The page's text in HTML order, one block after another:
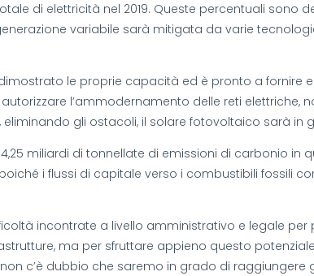
di elettricità nel 2019. Queste percentuali
variabile sarà mitigata da varie
le proprie capacità ed è pronto a
l’ammodernamento delle reti
gli ostacoli, il solare fotovoltaico sarà
miliardi di tonnellate di emissioni di carbonio
i flussi di capitale verso i combustibili fossili
incontrate a livello amministrativo e legale
ma per sfruttare appieno questo
c’è dubbio che saremo in grado di